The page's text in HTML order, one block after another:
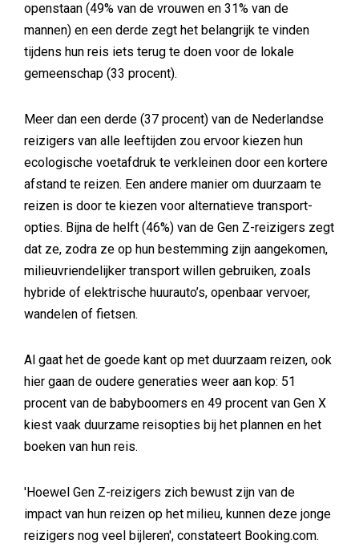
openstaan (49% van de vrouwen en 31% van de
mannen) en een derde zegt het belangrijk te vinden
tijdens hun reis iets terug te doen voor de lokale
gemeenschap (33 procent).
Meer dan een derde (37 procent) van de Nederlandse
reizigers van alle leeftijden zou ervoor kiezen hun
ecologische voetafdruk te verkleinen door een kortere
afstand te reizen. Een andere manier om duurzaam te
reizen is door te kiezen voor alternatieve transport-
opties. Bijna de helft (46%) van de Gen Z-reizigers zegt
dat ze, zodra ze op hun bestemming zijn aangekomen,
milieuvriendelijker transport willen gebruiken, zoals
hybride of elektrische huurauto’s, openbaar vervoer,
wandelen of fietsen.
Al gaat het de goede kant op met duurzaam reizen, ook
hier gaan de oudere generaties weer aan kop: 51
procent van de babyboomers en 49 procent van Gen X
kiest vaak duurzame reisopties bij het plannen en het
boeken van hun reis.
'Hoewel Gen Z-reizigers zich bewust zijn van de
impact van hun reizen op het milieu, kunnen deze jonge
reizigers nog veel bijleren', constateert Booking.com.